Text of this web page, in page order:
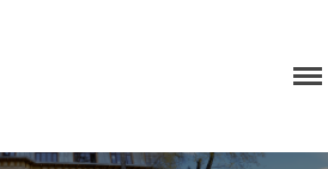
Нормативна уредба